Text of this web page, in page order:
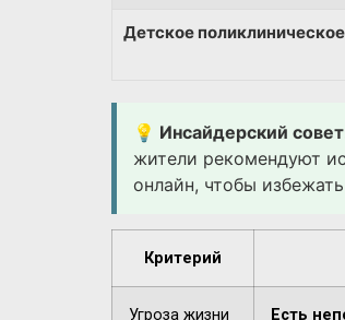
Детское
💡 Инсайдерский
жители рекомендуют
онлайн, чтобы
Критерий
Угроза жизни Есть